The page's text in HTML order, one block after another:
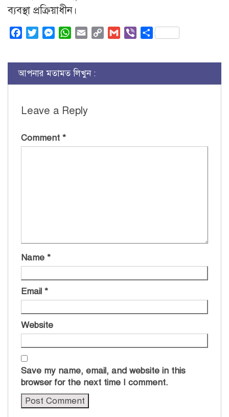
ব্যবস্থা প্রক্রিয়াধীন।
FacebookTwitterMessenger
WhatsApp
Email
Copy
Gmail ViberShare
আপনার মতামত লিখুন :
Leave a Reply
Comment *
Name *
Email *
Website
Save my name, email, and website in this
browser for the next time I comment.